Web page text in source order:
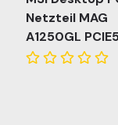
Netzteil MAG
A1250GL